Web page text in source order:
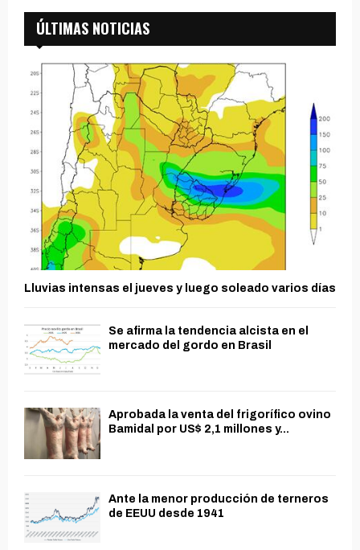
ÚLTIMAS NOTICIAS
Lluvias intensas el jueves y luego soleado varios días
Se afirma la tendencia alcista en el
mercado del gordo en Brasil
Aprobada la venta del frigorífico ovino
Bamidal por US$ 2,1 millones y...
Ante la menor producción de terneros
de EEUU desde 1941